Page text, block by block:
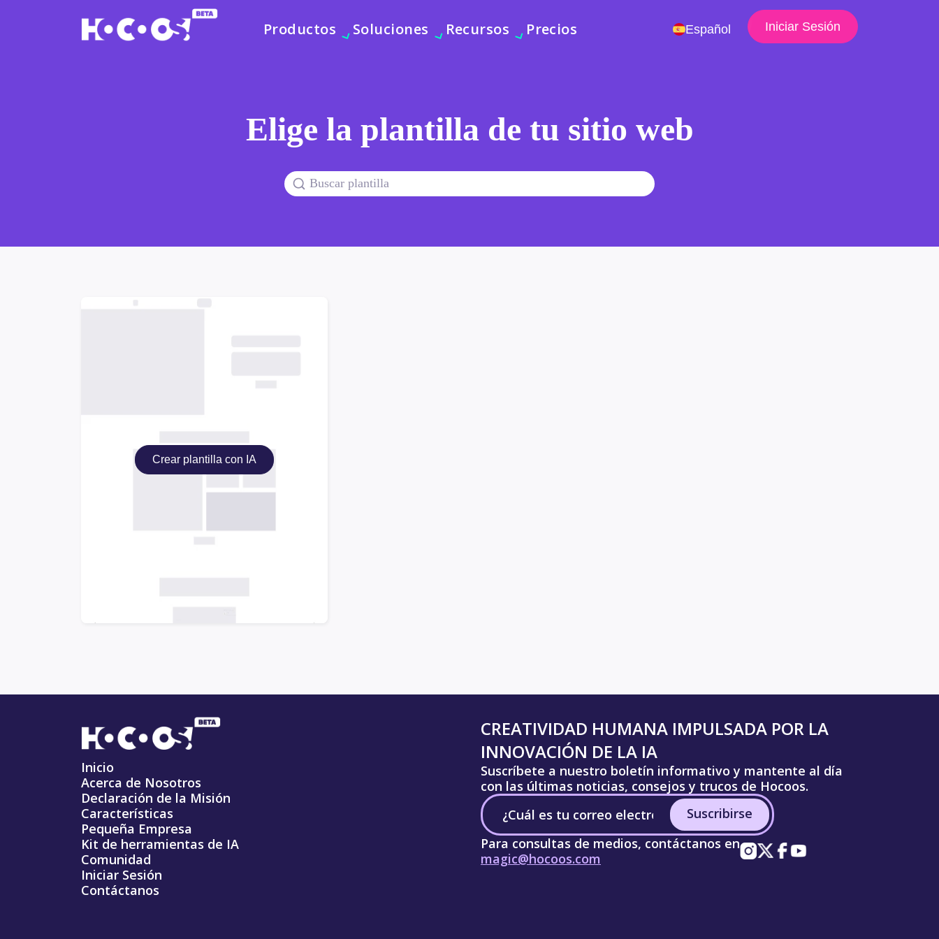
Productos Soluciones Recursos Precios Español Iniciar Sesión
Elige la plantilla de tu sitio web
Crear plantilla con IA
Inicio
Acerca de Nosotros
Declaración de la Misión
Características
Pequeña Empresa
Kit de herramientas de IA
Comunidad
Iniciar Sesión
Contáctanos
CREATIVIDAD HUMANA IMPULSADA POR LA
INNOVACIÓN DE LA IA
Suscríbete a nuestro boletín informativo y mantente al día
con las últimas noticias, consejos y trucos de Hocoos.
Suscribirse
Para consultas de medios, contáctanos en
magic@hocoos.com